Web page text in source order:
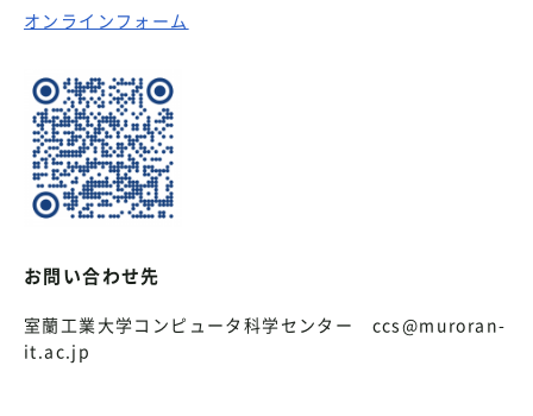
オンラインフォーム
お問い合わせ先
室蘭工業大学コンピュータ科学センター ccs@muroran-
it.ac.jp